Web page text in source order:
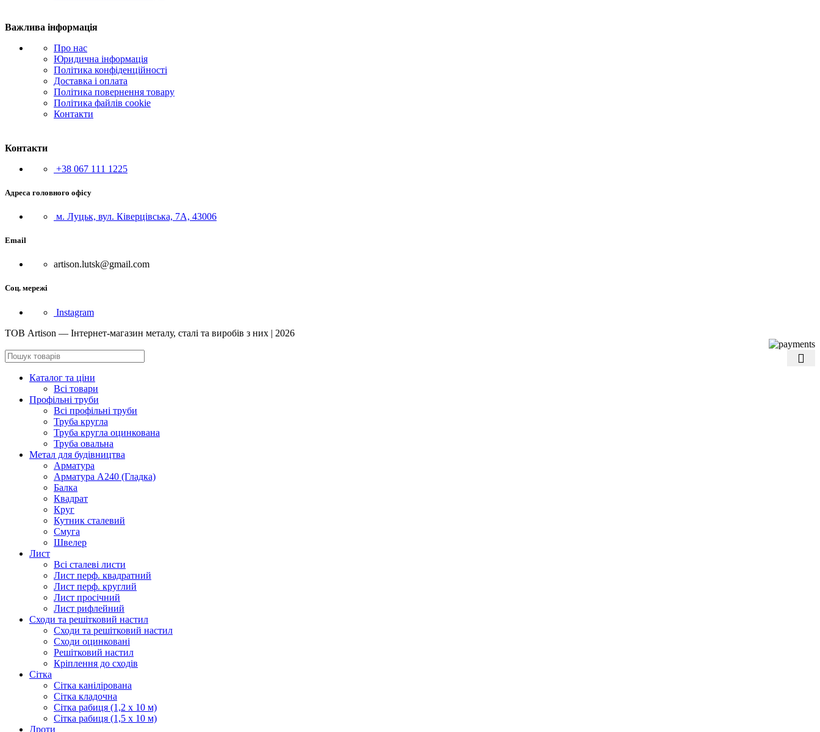
Важлива інформація
Про нас
Юридична інформація
Політика конфіденційності
Доставка і оплата
Політика повернення товару
Політика файлів cookie
Контакти
Контакти
+38 067 111 1225
Адреса головного офісу
м. Луцьк, вул. Ківерцівська, 7А, 43006
Email
artison.lutsk@gmail.com
Соц. мережі
Instagram
ТОВ Artison — Інтернет-магазин металу, сталі та виробів з них | 2026
Каталог та ціни
Всі товари
Профільні труби
Всі профільні труби
Труба кругла
Труба кругла оцинкована
Труба овальна
Метал для будівництва
Арматура
Арматура А240 (Гладка)
Балка
Квадрат
Круг
Кутник сталевий
Смуга
Швелер
Лист
Всі сталеві листи
Лист перф. квадратний
Лист перф. круглий
Лист просічний
Лист рифлейний
Сходи та решітковий настил
Сходи та решітковий настил
Сходи оцинковані
Решітковий настил
Кріплення до сходів
Сітка
Сітка канілірована
Сітка кладочна
Сітка рабиця (1,2 x 10 м)
Сітка рабиця (1,5 x 10 м)
Дроти